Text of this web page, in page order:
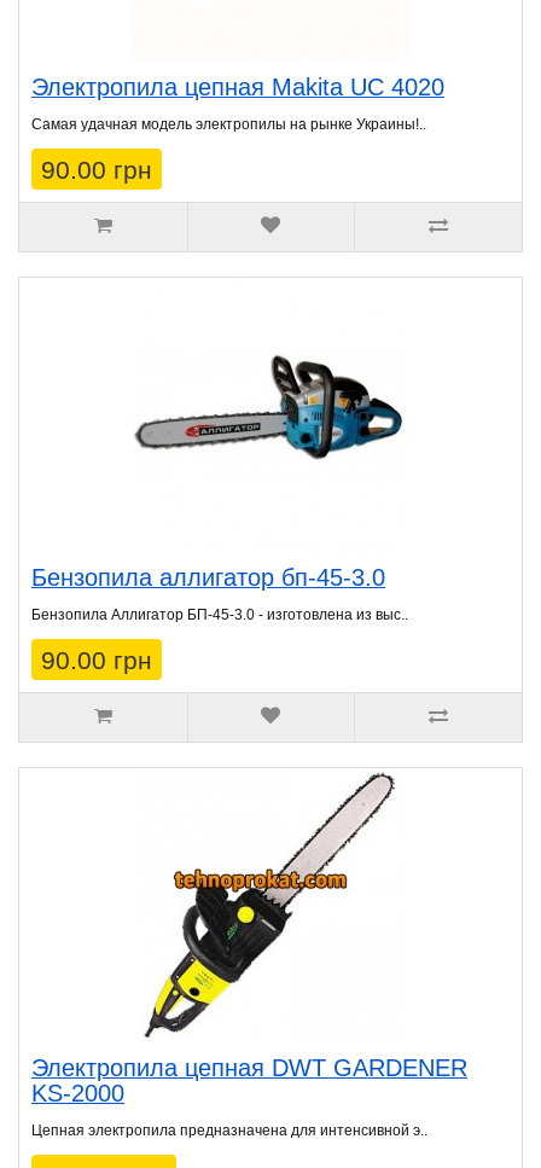
Электропила цепная Makita UC 4020
Самая удачная модель электропилы на рынке Украины!..
90.00 грн
Бензопила аллигатор бп-45-3.0
Бензопила Аллигатор БП-45-3.0 - изготовлена из выс..
90.00 грн
Электропила цепная DWT GARDENER
KS-2000
Цепная электропила предназначена для интенсивной э..